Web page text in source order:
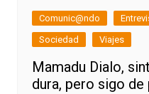
Comunic@ndo
Sociedad
Viajes
Mamadu Dialo,
dura, pero sigo de